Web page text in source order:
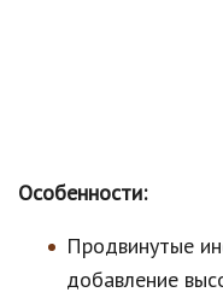
Особенности:
Продвинутые
добавление